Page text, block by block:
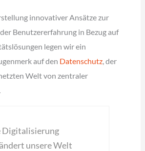
innovativer Ansätze zur
Benutzererfahrung in Bezug auf
legen wir ein
auf den Datenschutz, der
Welt von zentraler
Digitalisierung
unsere Welt